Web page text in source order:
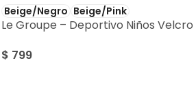
Beige/Negro Beige/Pink
Le Groupe – Deportivo Niños Velcro
$ 799